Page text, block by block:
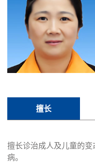
擅长
擅长诊治成人及儿童的
病。